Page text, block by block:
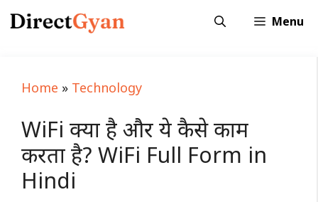
to
Menu
Home » Technology
WiFi क्या है और ये कैसे काम
करता है? WiFi Full Form in
Hindi